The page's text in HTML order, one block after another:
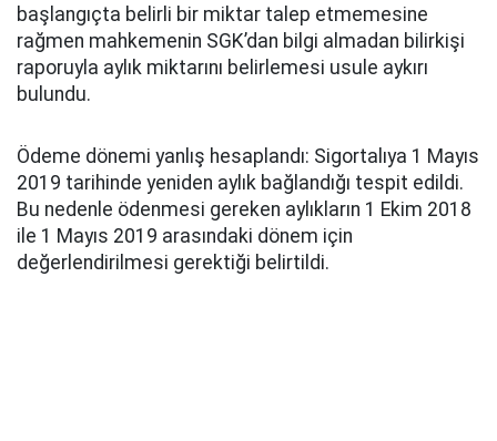
başlangıçta belirli bir miktar talep etmemesine
rağmen mahkemenin SGK’dan bilgi almadan bilirkişi
raporuyla aylık miktarını belirlemesi usule aykırı
bulundu.
Ödeme dönemi yanlış hesaplandı: Sigortalıya 1 Mayıs
2019 tarihinde yeniden aylık bağlandığı tespit edildi.
Bu nedenle ödenmesi gereken aylıkların 1 Ekim 2018
ile 1 Mayıs 2019 arasındaki dönem için
değerlendirilmesi gerektiği belirtildi.